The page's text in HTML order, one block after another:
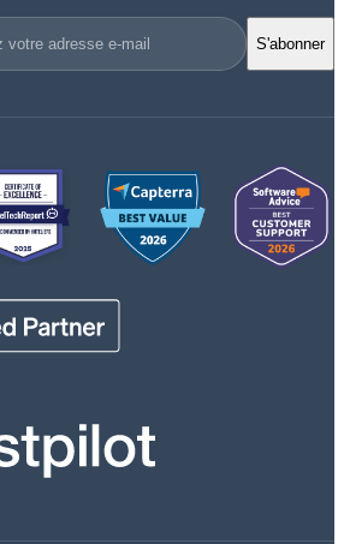
S'abonner